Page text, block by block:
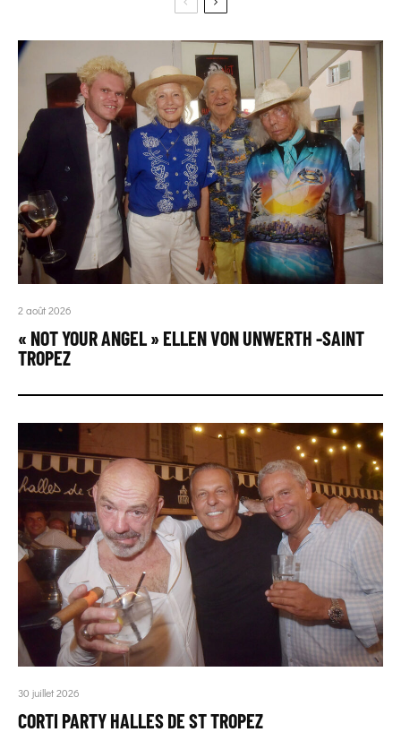
2 août 2026
« NOT YOUR ANGEL » ELLEN VON UNWERTH -SAINT
TROPEZ
30 juillet 2026
CORTI PARTY HALLES DE ST TROPEZ